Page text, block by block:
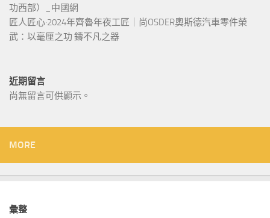
功西部）_中國網
匠人匠心·2024年齊魯年夜工匠｜尚OSDER奧斯德汽車零件榮
武：以毫厘之功 鑄不凡之器
近期留言
尚無留言可供顯示。
MORE
彙整